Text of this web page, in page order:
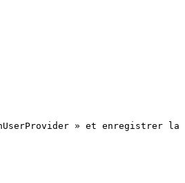
» et enregistrer la